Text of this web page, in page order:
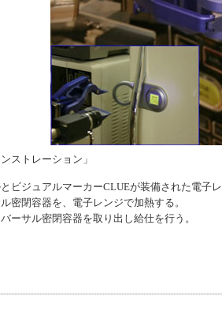
ストレーション」
ビジュアルマーカーCLUEが装備された電子
密閉容器を、電子レンジで加熱する。
ーサル密閉容器を取り出し給仕を行う。